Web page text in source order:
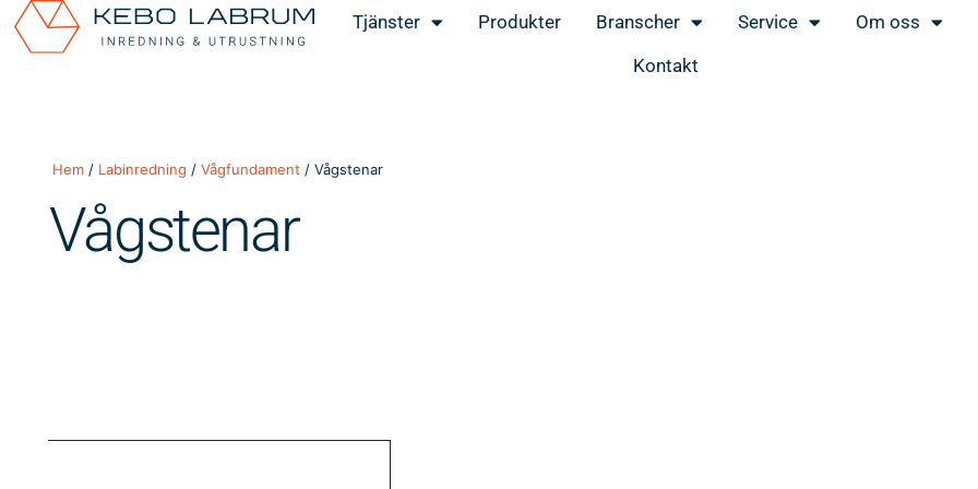
Tjänster Produkter Branscher Service
Om oss
Kontakt
Hem/ Labinredning / Vågfundament / Vågstenar
Vågstenar